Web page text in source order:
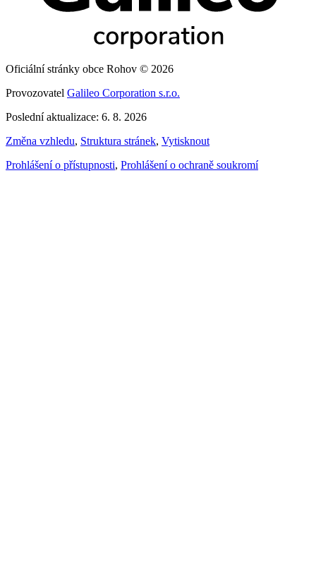
Oficiální stránky obce Rohov © 2026
Provozovatel Galileo Corporation s.r.o.
Poslední aktualizace: 6. 8. 2026
Změna vzhledu, Struktura stránek, Vytisknout
Prohlášení o přístupnosti, Prohlášení o ochraně soukromí